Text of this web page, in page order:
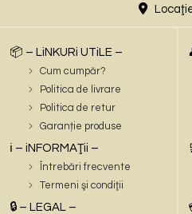
📦 – LiNKURi UTiLE –
Cum cumpăr?
Politica de livrare
Politica de retur
Garanție produse
ℹ️ – iNFORMAŢii –
Întrebări frecvente
Termeni şi condiţii
🔒 – LEGAL –